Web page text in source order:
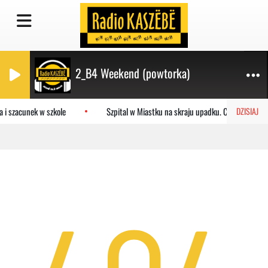
2_B4 Weekend (powtorka)
DZISIAJ
szacunek w szkole Szpital w Miastku na skraju upadku. Co czeka